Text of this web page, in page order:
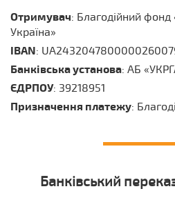
Отримувач: Благодійний
Україна»
IBAN:
Банківська установа: АБ
ЄДРПОУ: 39218951
Призначення платежу:
Банківський